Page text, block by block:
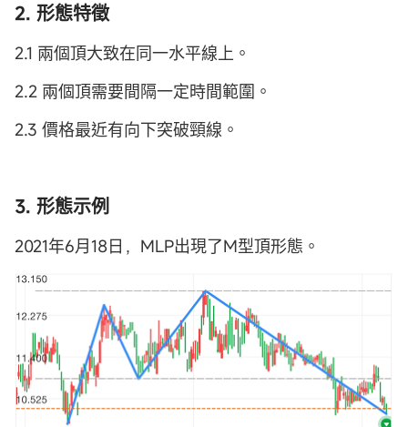
2. 形態特徵
2.1 兩個頂大致在同一水平線上。
2.2 兩個頂需要間隔一定時間範圍。
2.3 價格最近有向下突破頸線。
3. 形態示例
2021年6月18日，MLP出現了M型頂形態。